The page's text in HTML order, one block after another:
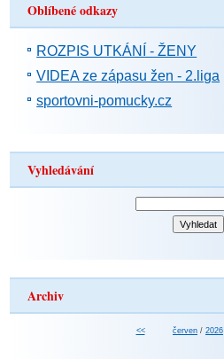
Oblíbené odkazy
ROZPIS UTKÁNÍ - ŽENY
VIDEA ze zápasu žen - 2.liga
sportovni-pomucky.cz
Vyhledávání
Archiv
<< červen / 2026